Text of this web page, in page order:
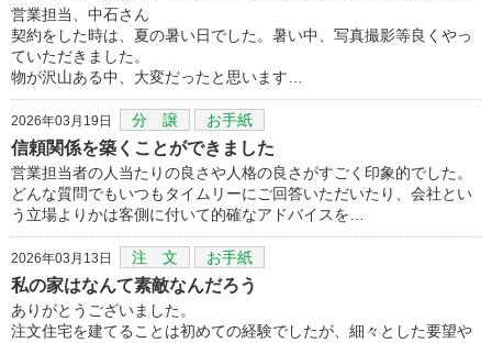
営業担当、中石さん
契約をした時は、夏の暑い日でした。暑い中、写真撮影等良くやっ
ていただきました。
物が沢山ある中、大変だったと思います…
2026年03月19日 分 譲 お手紙
信頼関係を築くことができました
営業担当者の人当たりの良さや人格の良さがすごく印象的でした。
どんな質問でもいつもタイムリーにご回答いただいたり、会社とい
う立場よりかは客側に付いて的確なアドバイスを…
2026年03月13日 注 文 お手紙
私の家はなんて素敵なんだろう
ありがとうございました。
注文住宅を建てることは初めての経験でしたが、細々とした要望や